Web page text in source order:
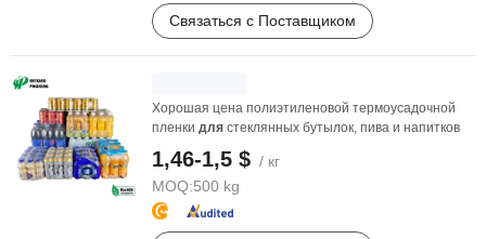
Связаться с Поставщиком
Хорошая цена полиэтиленовой термоусадочной
пленки для стеклянных бутылок, пива и напитков
1,46-1,5 $ / кг
MOQ:500 kg